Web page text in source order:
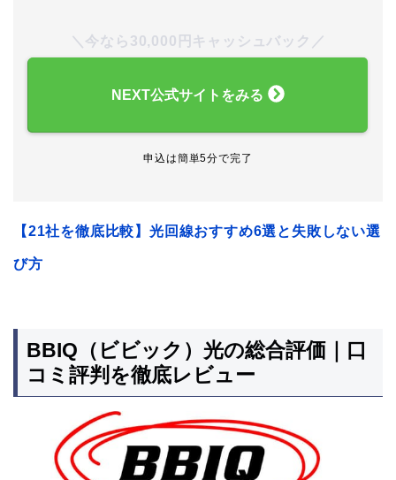
＼今なら30,000円キャッシュバック／
NEXT公式サイトをみる
申込は簡単5分で完了
【21社を徹底比較】光回線おすすめ6選と失敗しない選
び方
BBIQ（ビビック）光の総合評価｜口
コミ評判を徹底レビュー